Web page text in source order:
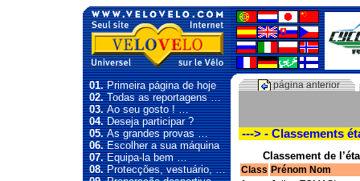
01.Primeira página de hoje
02.Todas as reportagens …
03.Ao seu gosto ! …
04.Deseja participar ?
05.As grandes provas …
06.Escolher a sua máquina
07.Equipa-la bem …
08.Protecções, vestuário, …
página anterior
---> - Classements
Classement de
Class Prénom Nom